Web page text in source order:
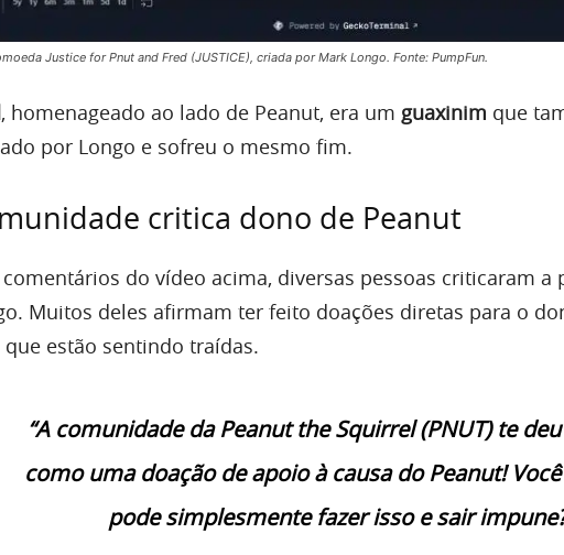
Justice for Pnut and Fred (JUSTICE), criada por Mark Longo. Fonte: PumpFun.
, homenageado ao lado de Peanut, era um guaxinim que
por Longo e sofreu o mesmo fim.
critica dono de Peanut
do vídeo acima, diversas pessoas criticaram a
Muitos deles afirmam ter feito doações diretas para o
que estão sentindo traídas.
“A comunidade da Peanut the Squirrel (PNUT) te
como uma doação de apoio à causa do Peanut!
pode simplesmente fazer isso e sair